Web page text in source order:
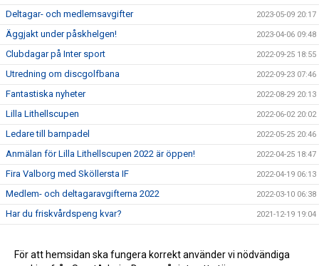
Deltagar- och medlemsavgifter 2023-05-09 20:17
Äggjakt under påskhelgen! 2023-04-06 09:48
Clubdagar på Inter sport 2022-09-25 18:55
Utredning om discgolfbana 2022-09-23 07:46
Fantastiska nyheter 2022-08-29 20:13
Lilla Lithellscupen 2022-06-02 20:02
Ledare till barnpadel 2022-05-25 20:46
Anmälan för Lilla Lithellscupen 2022 är öppen! 2022-04-25 18:47
Fira Valborg med Sköllersta IF 2022-04-19 06:13
Medlem- och deltagaravgifterna 2022 2022-03-10 06:38
Har du friskvårdspeng kvar? 2021-12-19 19:04
Sommarjobb på Sköllervallen eller Lithellskiosken 2021-03-14 13:30
För att hemsidan ska fungera korrekt använder vi nödvändiga